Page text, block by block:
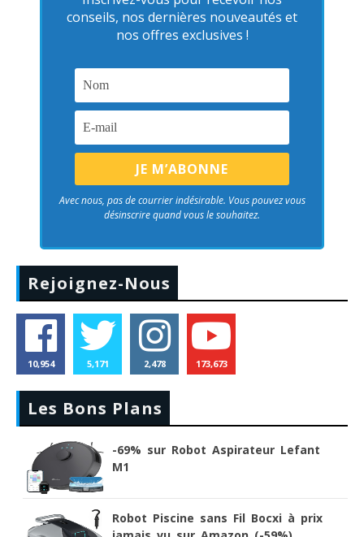
conseils, nos dernières nouveautés et
nos offres exclusives !
Avec nous, pas de courrier indésirable. Vous pouvez vous
désinscrire quand vous le souhaitez.
Rejoignez-Nous
10,954 5,171 2,478 173,673
Les Bons Plans
-69% sur Robot Aspirateur Lefant
M1
Robot Piscine sans Fil Bocxi à prix